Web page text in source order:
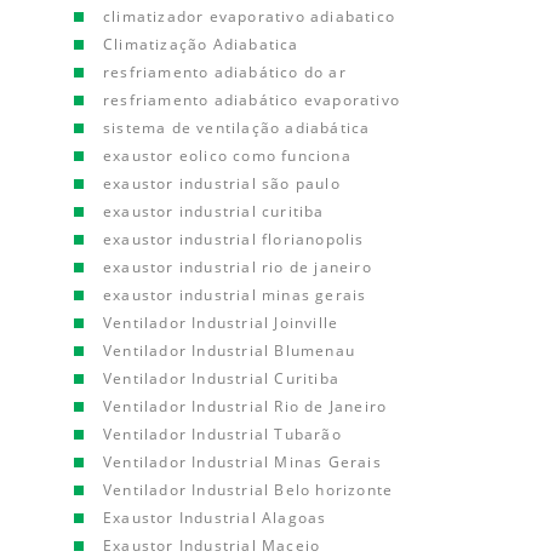
climatizador evaporativo adiabatico
Climatização Adiabatica
resfriamento adiabático do ar
resfriamento adiabático evaporativo
sistema de ventilação adiabática
exaustor eolico como funciona
exaustor industrial são paulo
exaustor industrial curitiba
exaustor industrial florianopolis
exaustor industrial rio de janeiro
exaustor industrial minas gerais
Ventilador Industrial Joinville
Ventilador Industrial Blumenau
Ventilador Industrial Curitiba
Ventilador Industrial Rio de Janeiro
Ventilador Industrial Tubarão
Ventilador Industrial Minas Gerais
Ventilador Industrial Belo horizonte
Exaustor Industrial Alagoas
Exaustor Industrial Maceio